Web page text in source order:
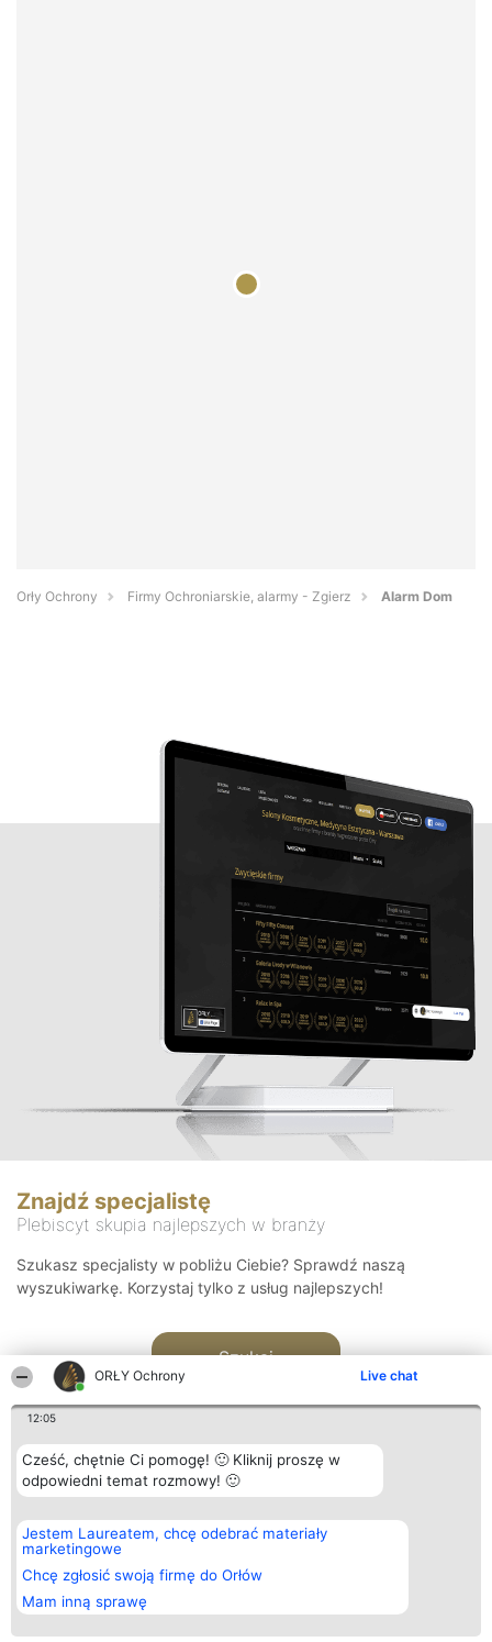
ORŁY Ochrony Live chat
12:05
Cześć, chętnie Ci pomogę! 🙂 Kliknij proszę w
odpowiedni temat rozmowy! 🙂
Jestem Laureatem, chcę odebrać materiały
marketingowe
Chcę zgłosić swoją firmę do Orłów
Mam inną sprawę
Orły Ochrony Firmy Ochroniarskie, alarmy - Zgierz Alarm Dom
Znajdź specjalistę
Plebiscyt skupia najlepszych w branży
Szukasz specjalisty w pobliżu Ciebie? Sprawdź naszą
wyszukiwarkę. Korzystaj tylko z usług najlepszych!
Szukaj
Organizator plebiscytu
Bright Side Solutions sp. z o.
o. sp. k.
ul. Ruska 22
Wrocław 50-079
KRS 0000749100 | Regon
381313360 | NIP 8943132676
Plebiscyt
Laureaci
wszystkich
Laureatów
Regulamin
Kontakt
Kontakt